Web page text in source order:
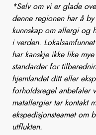
*Selv om vi er glade
denne regionen har å
kunnskap om allergi og
i verden.
har kanskje ikke like
standarder for
hjemlandet ditt eller
forholdsregel anbefaler
matallergier tar kontakt
ekspedisjonsteamet om
utflukten.